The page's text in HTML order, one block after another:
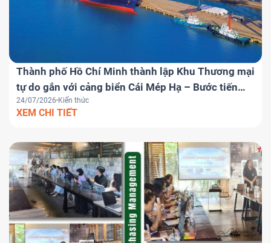
Thành phố Hồ Chí Minh thành lập Khu Thương mại
tự do gắn với cảng biển Cái Mép Hạ – Bước tiến
chiến lược đưa Việt Nam trở thành trung tâm
logistics khu vực
24/07/2026 Kiến thức
XEM CHI TIẾT